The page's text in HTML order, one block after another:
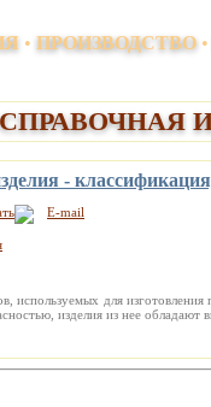
• ПРОИЗВОДСТВО•
СПРАВОЧНАЯ
-
используемых для
изделия из нее